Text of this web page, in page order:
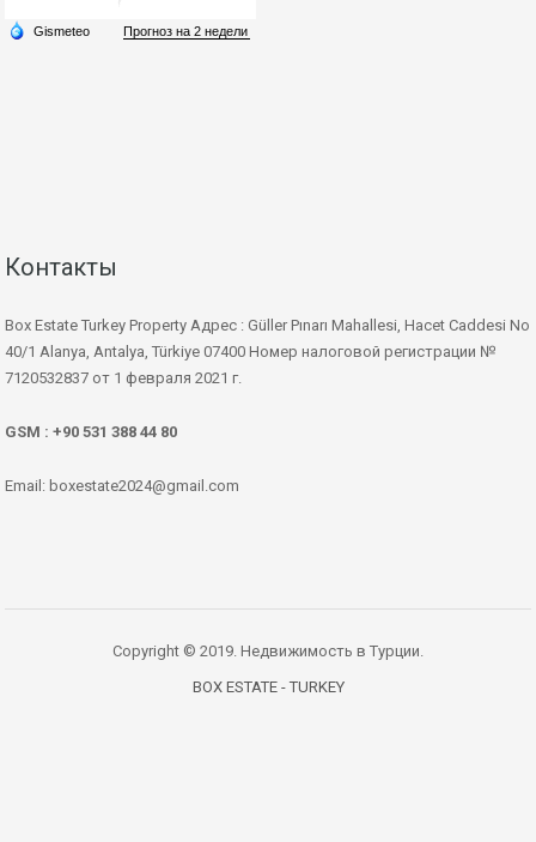
Контакты
Box Estate Turkey Property Адрес : Güller Pınarı Mahallesi, Hacet Caddesi No
40/1 Alanya, Antalya, Türkiye 07400 Номер налоговой регистрации №
7120532837 от 1 февраля 2021 г.
GSM : +90 531 388 44 80
Email: boxestate2024@gmail.com
Copyright © 2019. Недвижимость в Турции.
BOX ESTATE - TURKEY